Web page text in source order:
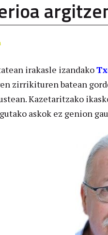
irakasle izandako
zirrikituren batean
Kazetaritzako
askok ez genion